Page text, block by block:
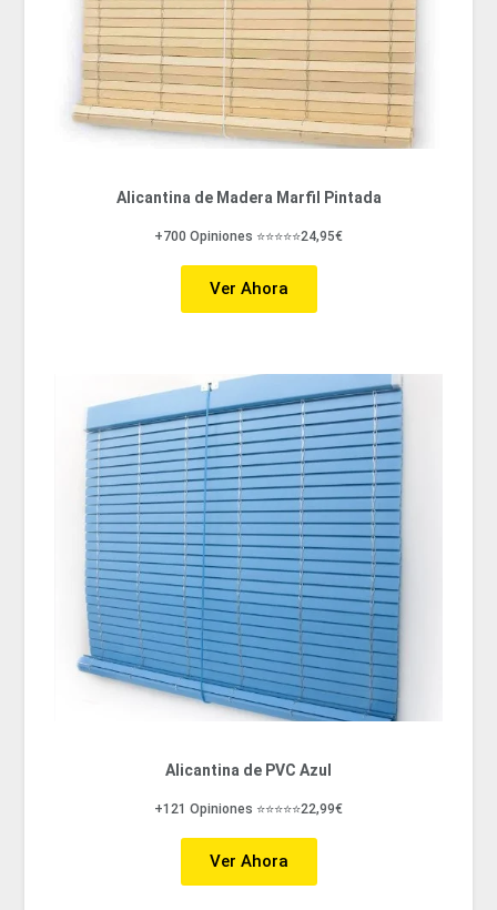
Alicantina de Madera Marfil Pintada
+700 Opiniones ⭐⭐⭐⭐⭐24,95€
Ver Ahora
Alicantina de PVC Azul
+121 Opiniones ⭐⭐⭐⭐⭐22,99€
Ver Ahora